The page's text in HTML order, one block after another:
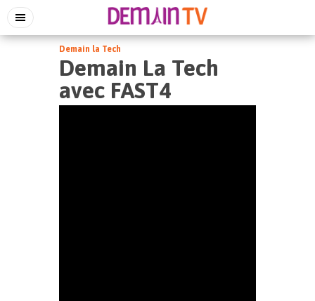
Demain la Tech
Demain La Tech
avec FAST4